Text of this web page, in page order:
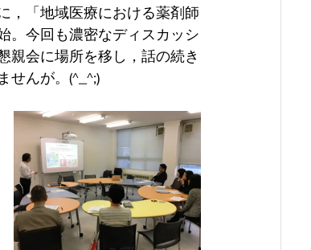
，「地域医療における薬剤師
。今回も濃密なディスカッシ
親会に場所を移し，話の続き
せんが。(^_^;)